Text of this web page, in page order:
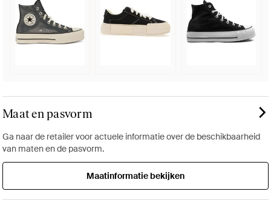
Maat en pasvorm
Ga naar de retailer voor actuele informatie over de beschikbaarheid
van maten en de pasvorm.
Maatinformatie bekijken